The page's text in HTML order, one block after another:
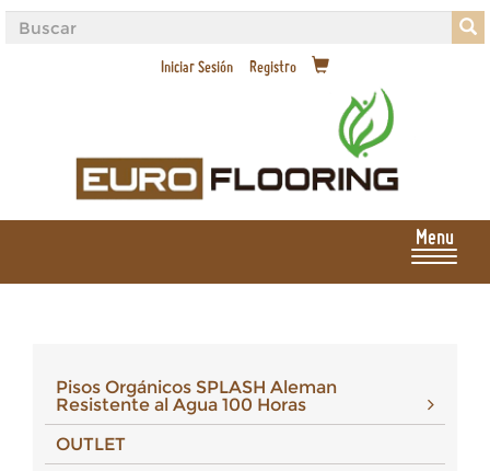
Iniciar Sesión Registro
Menu
Pisos Orgánicos SPLASH Aleman
Resistente al Agua 100 Horas
OUTLET